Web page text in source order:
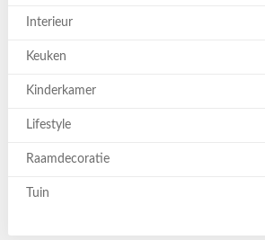
Interieur
Keuken
Kinderkamer
Lifestyle
Raamdecoratie
Tuin